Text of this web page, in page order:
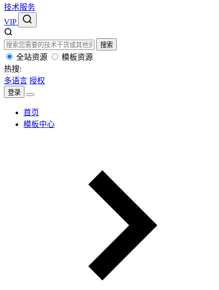
技术服务
VIP
搜索
全站资源
模板资源
热搜:
多语言 授权
登录
首页
模板中心